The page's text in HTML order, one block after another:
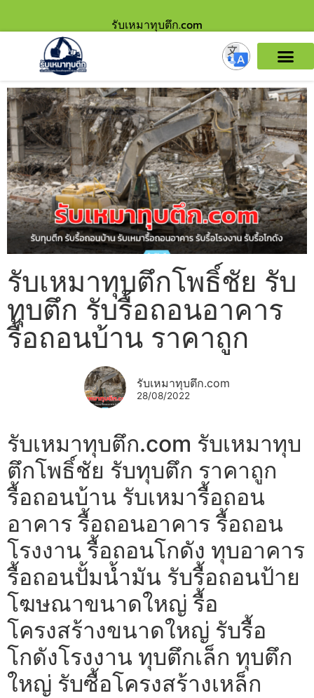
รับเหมาทุบตึก.com
รับเหมาทุบตึกโพธิ์ชัย รับ
ทุบตึก รับรื้อถอนอาคาร
รื้อถอนบ้าน ราคาถูก
รับเหมาทุบตึก.com
28/08/2022
รับเหมาทุบตึก.com รับเหมาทุบ
ตึกโพธิ์ชัย รับทุบตึก ราคาถูก
รื้อถอนบ้าน รับเหมารื้อถอน
อาคาร รื้อถอนอาคาร รื้อถอน
โรงงาน รื้อถอนโกดัง ทุบอาคาร
รื้อถอนปั้มน้ำมัน รับรื้อถอนป้าย
โฆษณาขนาดใหญ่ รื้อ
โครงสร้างขนาดใหญ่ รับรื้อ
โกดังโรงงาน ทุบตึกเล็ก ทุบตึก
ใหญ่ รับซื้อโครงสร้างเหล็ก